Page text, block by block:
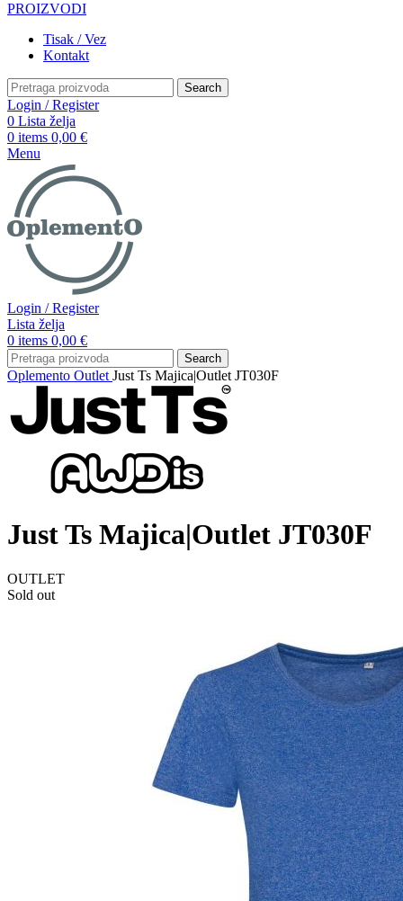
PROIZVODI
Tisak / Vez
Kontakt
Search
Login / Register
0 Lista želja
0 items 0,00 €
Menu
Login / Register
Lista želja
0 items 0,00 €
Search
Oplemento Outlet Just Ts Majica|Outlet JT030F
Just Ts Majica|Outlet JT030F
OUTLET
Sold out